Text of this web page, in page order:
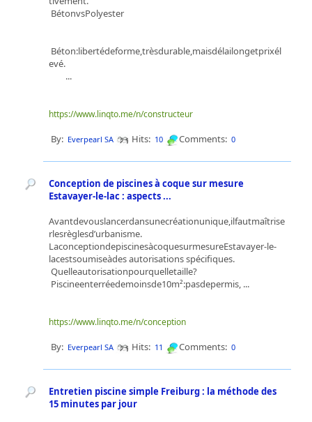
BétonvsPolyester
Béton:libertédeforme,trèsdurable,maisdélailongetprixél
evé.
...
https://www.linqto.me/n/constructeur
By: Everpearl SA Hits: 10 Comments: 0
Conception de piscines à coque sur mesure
Estavayer-le-lac : aspects ...
Avantdevouslancerdansunecréationunique,ilfautmaîtrise
rlesrèglesd’urbanisme.
LaconceptiondepiscinesàcoquesurmesureEstavayer-le-
lacestsoumiseàdes autorisations spéciﬁques.
Quelleautorisationpourquelletaille?
Piscineenterréedemoinsde10m²:pasdepermis, ...
https://www.linqto.me/n/conception
By: Everpearl SA Hits: 11 Comments: 0
Entretien piscine simple Freiburg : la méthode des
15 minutes par jour